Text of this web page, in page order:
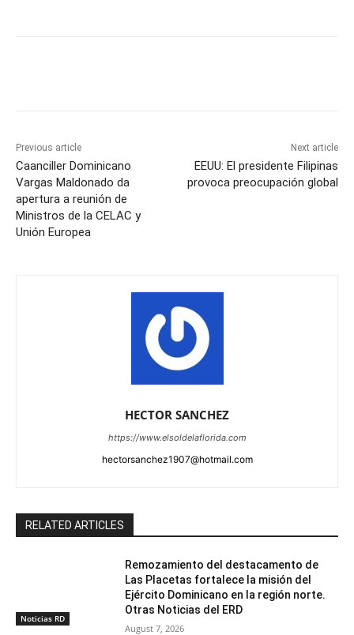
Previous article
Caanciller Dominicano
Vargas Maldonado da
apertura a reunión de
Ministros de la CELAC y
Unión Europea
Next article
EEUU: El presidente Filipinas
provoca preocupación global
HECTOR SANCHEZ
https://www.elsoldelaflorida.com
hectorsanchez1907@hotmail.com
RELATED ARTICLES
Noticias RD
Remozamiento del destacamento de
Las Placetas fortalece la misión del
Ejército Dominicano en la región norte.
Otras Noticias del ERD
August 7, 2026